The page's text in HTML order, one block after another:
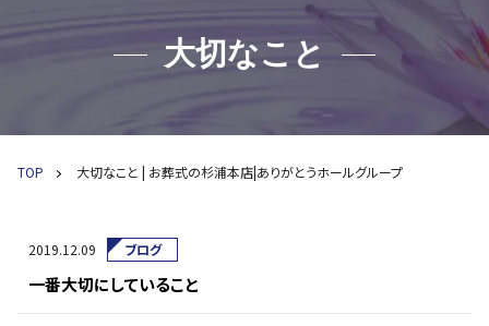
大切なこと
TOP 大切なこと | お葬式の杉浦本店|ありがとうホールグループ
2019.12.09 ブログ
一番大切にしていること